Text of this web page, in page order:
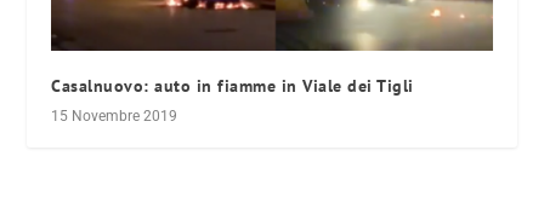
Casalnuovo: auto in fiamme in Viale dei Tigli
15 Novembre 2019